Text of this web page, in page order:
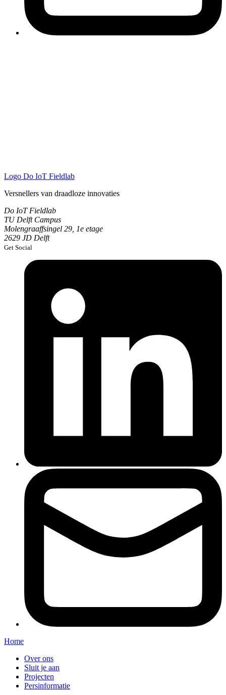
Logo Do IoT Fieldlab
Versnellers van draadloze innovaties
Do IoT Fieldlab
TU Delft Campus
Molengraaffsingel 29, 1e etage
2629 JD Delft
Get Social
Home
Over ons
Sluit je aan
Projecten
Persinformatie